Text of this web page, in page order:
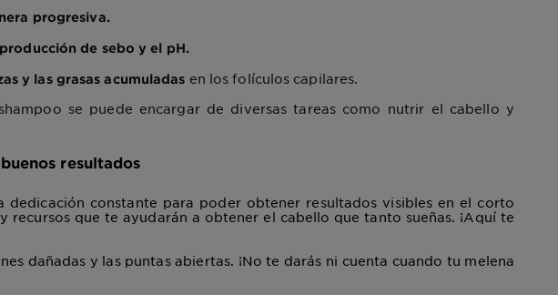
progresiva.
de sebo y el pH.
y las grasas acumuladas en los folículos capilares.
se puede encargar de diversas tareas como nutrir el cabello y
resultados
constante para poder obtener resultados visibles en el corto
que te ayudarán a obtener el cabello que tanto sueñas. ¡Aquí te
dañadas y las puntas abiertas. ¡No te darás ni cuenta cuando tu melena